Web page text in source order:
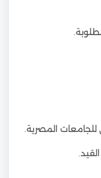
المصرية.